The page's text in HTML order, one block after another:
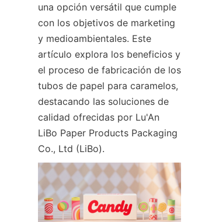
una opción versátil que cumple
con los objetivos de marketing
y medioambientales. Este
artículo explora los beneficios y
el proceso de fabricación de los
tubos de papel para caramelos,
destacando las soluciones de
calidad ofrecidas por Lu'An
LiBo Paper Products Packaging
Co., Ltd (LiBo).